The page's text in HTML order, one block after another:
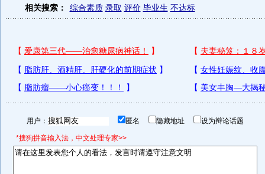
相关搜索： 综合素质 录取 评价 毕业生 不达标
用户： 匿名 隐藏地址 设为辩论话题
*搜狗拼音输入法，中文处理专家>>